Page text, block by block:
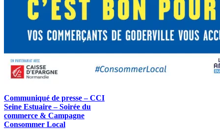
Communiqué de presse – CCI
Seine Estuaire – Soirée du
commerce & Campagne
Consommer Local